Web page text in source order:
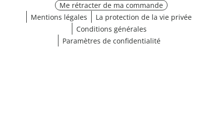
Me rétracter de ma commande
Mentions légales
La protection de la vie privée
Conditions générales
Paramètres de confidentialité